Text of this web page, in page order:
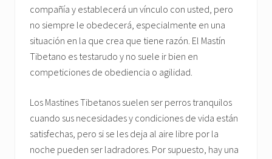
compañía y establecerá un vínculo con usted, pero
no siempre le obedecerá, especialmente en una
situación en la que crea que tiene razón. El Mastín
Tibetano es testarudo y no suele ir bien en
competiciones de obediencia o agilidad.
Los Mastines Tibetanos suelen ser perros tranquilos
cuando sus necesidades y condiciones de vida están
satisfechas, pero si se les deja al aire libre por la
noche pueden ser ladradores. Por supuesto, hay una